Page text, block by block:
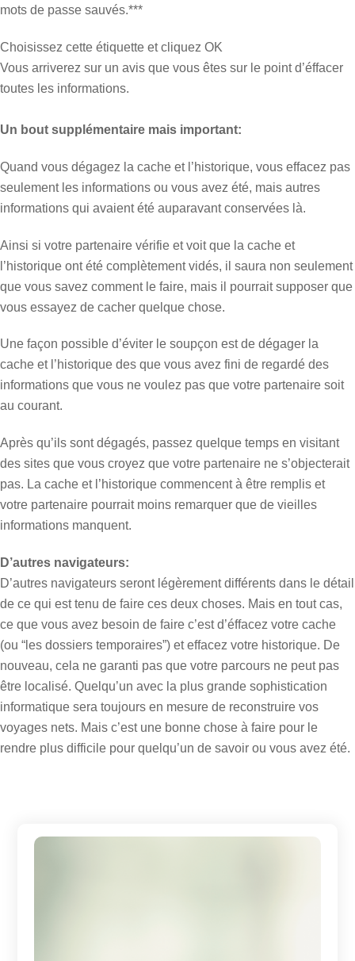
mots de passe sauvés.***
Choisissez cette étiquette et cliquez OK
Vous arriverez sur un avis que vous êtes sur le point d’éffacer
toutes les informations.
Un bout supplémentaire mais important:
Quand vous dégagez la cache et l’historique, vous effacez pas
seulement les informations ou vous avez été, mais autres
informations qui avaient été auparavant conservées là.
Ainsi si votre partenaire vérifie et voit que la cache et
l’historique ont été complètement vidés, il saura non seulement
que vous savez comment le faire, mais il pourrait supposer que
vous essayez de cacher quelque chose.
Une façon possible d’éviter le soupçon est de dégager la
cache et l’historique des que vous avez fini de regardé des
informations que vous ne voulez pas que votre partenaire soit
au courant.
Après qu’ils sont dégagés, passez quelque temps en visitant
des sites que vous croyez que votre partenaire ne s’objecterait
pas. La cache et l’historique commencent à être remplis et
votre partenaire pourrait moins remarquer que de vieilles
informations manquent.
D’autres navigateurs:
D’autres navigateurs seront légèrement différents dans le détail
de ce qui est tenu de faire ces deux choses. Mais en tout cas,
ce que vous avez besoin de faire c’est d’éffacez votre cache
(ou “les dossiers temporaires”) et effacez votre historique. De
nouveau, cela ne garanti pas que votre parcours ne peut pas
être localisé. Quelqu’un avec la plus grande sophistication
informatique sera toujours en mesure de reconstruire vos
voyages nets. Mais c’est une bonne chose à faire pour le
rendre plus difficile pour quelqu’un de savoir ou vous avez été.